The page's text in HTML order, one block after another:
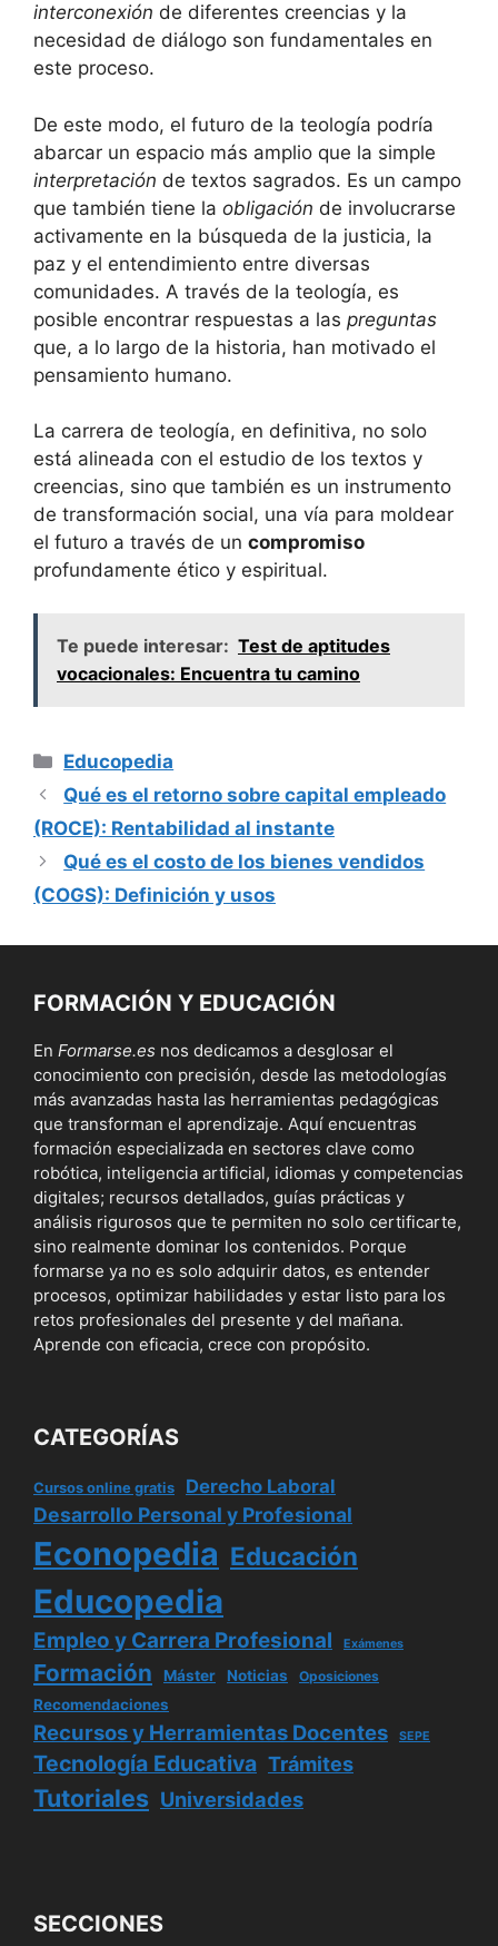
interconexión de diferentes creencias y la
necesidad de diálogo son fundamentales en
este proceso.
De este modo, el futuro de la teología podría
abarcar un espacio más amplio que la simple
interpretación de textos sagrados. Es un campo
que también tiene la obligación de involucrarse
activamente en la búsqueda de la justicia, la
paz y el entendimiento entre diversas
comunidades. A través de la teología, es
posible encontrar respuestas a las preguntas
que, a lo largo de la historia, han motivado el
pensamiento humano.
La carrera de teología, en definitiva, no solo
está alineada con el estudio de los textos y
creencias, sino que también es un instrumento
de transformación social, una vía para moldear
el futuro a través de un compromiso
profundamente ético y espiritual.
Te puede interesar: Test de aptitudes
vocacionales: Encuentra tu camino
Categorías
Educopedia
Qué es el retorno sobre capital empleado
(ROCE): Rentabilidad al instante
Qué es el costo de los bienes vendidos
(COGS): Definición y usos
FORMACIÓN Y EDUCACIÓN
En Formarse.es nos dedicamos a desglosar el
conocimiento con precisión, desde las metodologías
más avanzadas hasta las herramientas pedagógicas
que transforman el aprendizaje. Aquí encuentras
formación especializada en sectores clave como
robótica, inteligencia artificial, idiomas y competencias
digitales; recursos detallados, guías prácticas y
análisis rigurosos que te permiten no solo certificarte,
sino realmente dominar los contenidos. Porque
formarse ya no es solo adquirir datos, es entender
procesos, optimizar habilidades y estar listo para los
retos profesionales del presente y del mañana.
Aprende con eficacia, crece con propósito.
CATEGORÍAS
Cursos online gratis Derecho Laboral
Desarrollo Personal y Profesional
Econopedia Educación
Educopedia
Empleo y Carrera Profesional Exámenes
Formación Máster Noticias Oposiciones
Recomendaciones
Recursos y Herramientas Docentes SEPE
Tecnología Educativa Trámites
Tutoriales Universidades
SECCIONES